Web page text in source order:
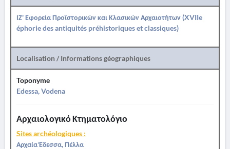
ΙΖ' Εφορεία Προϊστορικών και Κλασικών Αρχαιοτήτων (XVIIe
éphorie des antiquités préhistoriques et classiques)
Localisation / Informations géographiques
Toponyme
Edessa, Vodena
Αρχαιολογικό Κτηματολόγιο
Sites archéologiques :
Αρχαία Έδεσσα, Πέλλα